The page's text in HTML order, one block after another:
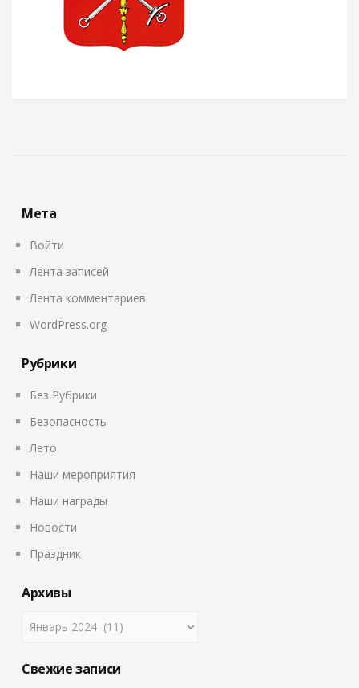
Мета
Войти
Лента записей
Лента комментариев
WordPress.org
Рубрики
Без Рубрики
Безопасность
Лето
Наши мероприятия
Наши награды
Новости
Праздник
Архивы
Свежие записи